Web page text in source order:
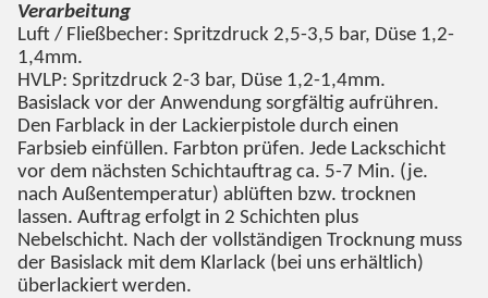
Verarbeitung
Luft / Fließbecher: Spritzdruck 2,5-3,5 bar, Düse 1,2-
1,4mm.
HVLP: Spritzdruck 2-3 bar, Düse 1,2-1,4mm.
Basislack vor der Anwendung sorgfältig aufrühren.
Den Farblack in der Lackierpistole durch einen
Farbsieb einfüllen. Farbton prüfen. Jede Lackschicht
vor dem nächsten Schichtauftrag ca. 5-7 Min. (je.
nach Außentemperatur) ablüften bzw. trocknen
lassen. Auftrag erfolgt in 2 Schichten plus
Nebelschicht. Nach der vollständigen Trocknung muss
der Basislack mit dem Klarlack (bei uns erhältlich)
überlackiert werden.